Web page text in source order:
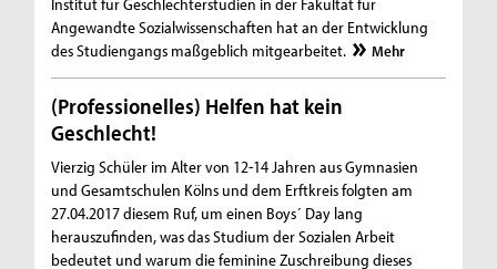
Angewandte Sozialwissenschaften hat an der Entwicklung
des Studiengangs maßgeblich mitgearbeitet.
Mehr
(Professionelles) Helfen hat kein
Geschlecht!
Vierzig Schüler im Alter von 12-14 Jahren aus Gymnasien
und Gesamtschulen Kölns und dem Erftkreis folgten am
27.04.2017 diesem Ruf, um einen Boys´ Day lang
herauszufinden, was das Studium der Sozialen Arbeit
bedeutet und warum die feminine Zuschreibung dieses